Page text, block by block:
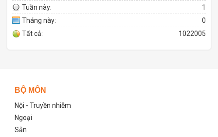
Tuần này:
1
Tháng này:
0
Tất cả:
1022005
BỘ MÔN
Nội - Truyền nhiễm
Ngoại
Sản